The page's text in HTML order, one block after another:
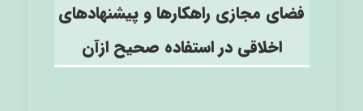
فضای مجازی راهکارها و پیشنهادهای
اخلاقی در استفاده صحیح ازآن